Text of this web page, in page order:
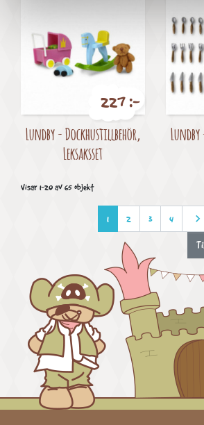
Pris
227 :-
Lundby - Dockhustillbehör,
Leksaksset
Visar 1-20 av 65 objekt
1 2 3 4 Nästa
